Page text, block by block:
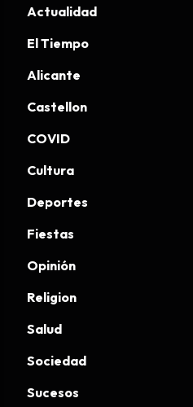
Actualidad
El Tiempo
Alicante
Castellon
COVID
Cultura
Deportes
Fiestas
Opinión
Religion
Salud
Sociedad
Sucesos